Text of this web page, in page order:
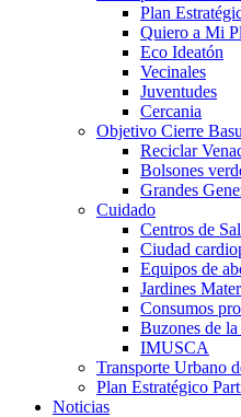
Plan
Quiero a Mi
Eco Ideatón
Vecinales
Juventudes
Cercania
Objetivo Cierre
Reciclar
Bolsones
Grandes
Cuidado
Centros de
Ciudad
Equipos de
Jardines
Consumos
Buzones de
IMUSCA
Transporte Urbano
Plan Estratégico
Noticias